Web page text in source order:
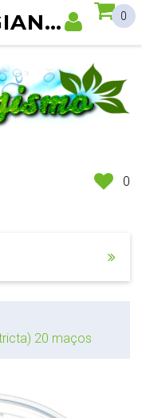
0
0
20 maços
HYGROPHILA GIANT (NOMAPHILA STRICTA)